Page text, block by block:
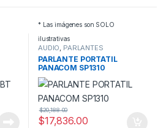
* Las imágenes son SOLO
ilustrativas
AUDIO, PARLANTES
POTENCIADOS
PARLANTE PORTATIL
PANACOM SP1310
$17,836.00
$20,188.00